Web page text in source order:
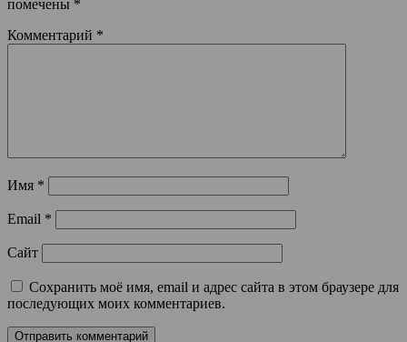
помечены *
Комментарий *
Имя *
Email *
Сайт
Сохранить моё имя, email и адрес сайта в этом браузере для
последующих моих комментариев.